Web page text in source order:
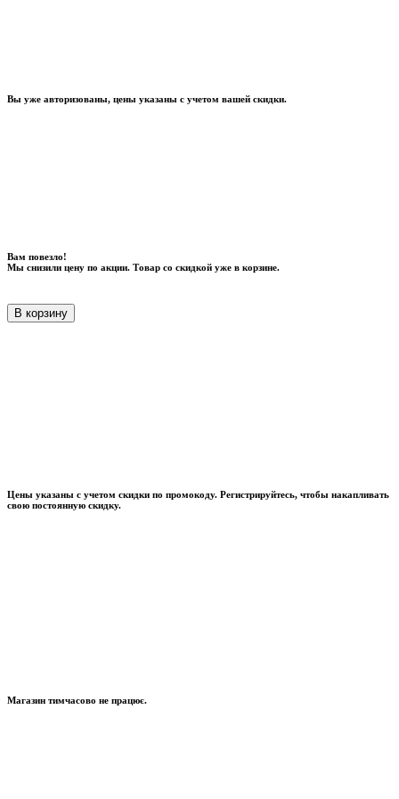
Вы уже авторизованы, цены указаны с учетом вашей скидки.
Вам повезло!
Мы снизили цену по акции. Товар со скидкой уже в корзине.
В корзину
Цены указаны с учетом скидки по промокоду. Регистрируйтесь, чтобы накапливать
свою постоянную скидку.
Магазин тимчасово не працює.